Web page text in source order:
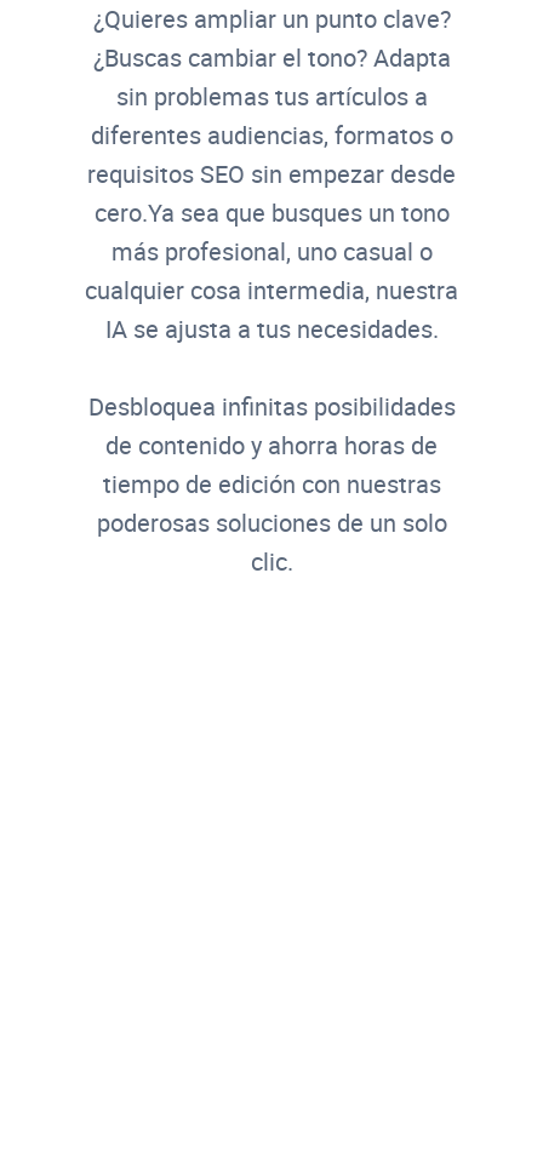
¿Quieres ampliar un punto clave?
¿Buscas cambiar el tono? Adapta
sin problemas tus artículos a
diferentes audiencias, formatos o
requisitos SEO sin empezar desde
cero.Ya sea que busques un tono
más profesional, uno casual o
cualquier cosa intermedia, nuestra
IA se ajusta a tus necesidades.
Desbloquea infinitas posibilidades
de contenido y ahorra horas de
tiempo de edición con nuestras
poderosas soluciones de un solo
clic.